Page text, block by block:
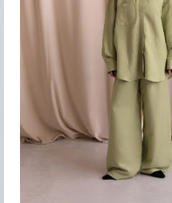
LOOKBOOK